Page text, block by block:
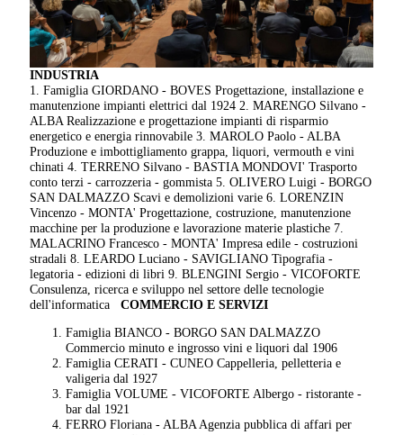
INDUSTRIA
1. Famiglia GIORDANO - BOVES Progettazione, installazione e
manutenzione impianti elettrici dal 1924 2. MARENGO Silvano -
ALBA Realizzazione e progettazione impianti di risparmio
energetico e energia rinnovabile 3. MAROLO Paolo - ALBA
Produzione e imbottigliamento grappa, liquori, vermouth e vini
chinati 4. TERRENO Silvano - BASTIA MONDOVI' Trasporto
conto terzi - carrozzeria - gommista 5. OLIVERO Luigi - BORGO
SAN DALMAZZO Scavi e demolizioni varie 6. LORENZIN
Vincenzo - MONTA' Progettazione, costruzione, manutenzione
macchine per la produzione e lavorazione materie plastiche 7.
MALACRINO Francesco - MONTA' Impresa edile - costruzioni
stradali 8. LEARDO Luciano - SAVIGLIANO Tipografia -
legatoria - edizioni di libri 9. BLENGINI Sergio - VICOFORTE
Consulenza, ricerca e sviluppo nel settore delle tecnologie
dell'informaticaCOMMERCIO E SERVIZI
Famiglia BIANCO - BORGO SAN DALMAZZO
Commercio minuto e ingrosso vini e liquori dal 1906
Famiglia CERATI - CUNEO Cappelleria, pelletteria e
valigeria dal 1927
Famiglia VOLUME - VICOFORTE Albergo - ristorante -
bar dal 1921
FERRO Floriana - ALBA Agenzia pubblica di affari per